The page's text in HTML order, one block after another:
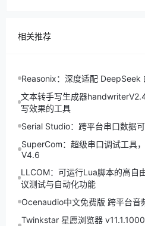
相关推荐
Reasonix：深度适配 DeepSeek
文本转手写生成器
写效果的工具
Serial Studio：跨平台串口数据
SuperCom：超级串口调试工具
V4.6
LLCOM：可运行Lua脚本的高自
议测试与自动化功能
Ocenaudio中文免费版 跨平台
Twinkstar 星愿浏览器